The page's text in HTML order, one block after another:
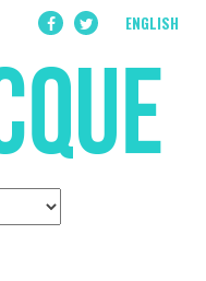
ENGLISH